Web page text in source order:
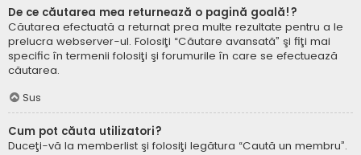
De ce căutarea mea returnează o pagină goală!?
Căutarea efectuată a returnat prea multe rezultate pentru a le
prelucra webserver-ul. Folosiţi “Căutare avansată” şi fiţi mai
specific în termenii folosiţi şi forumurile în care se efectuează
căutarea.
Sus
Cum pot căuta utilizatori?
Duceţi-vă la memberlist şi folosiţi legătura “Caută un membru”.